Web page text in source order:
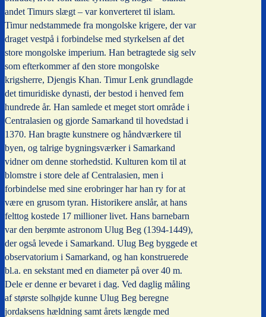
andet Timurs slægt – var konverteret til islam.
Timur nedstammede fra mongolske krigere, der var
draget vestpå i forbindelse med styrkelsen af det
store mongolske imperium. Han betragtede sig selv
som efterkommer af den store mongolske
krigsherre, Djengis Khan. Timur Lenk grundlagde
det timuridiske dynasti, der bestod i henved fem
hundrede år. Han samlede et meget stort område i
Centralasien og gjorde Samarkand til hovedstad i
1370. Han bragte kunstnere og håndværkere til
byen, og talrige bygningsværker i Samarkand
vidner om denne storhedstid. Kulturen kom til at
blomstre i store dele af Centralasien, men i
forbindelse med sine erobringer har han ry for at
være en grusom tyran. Historikere anslår, at hans
felttog kostede 17 millioner livet. Hans barnebarn
var den berømte astronom Ulug Beg (1394-1449),
der også levede i Samarkand. Ulug Beg byggede et
observatorium i Samarkand, og han konstruerede
bl.a. en sekstant med en diameter på over 40 m.
Dele er denne er bevaret i dag. Ved daglig måling
af største solhøjde kunne Ulug Beg beregne
jordaksens hældning samt årets længde med